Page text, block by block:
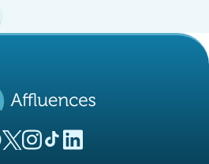
(tab newydd)
(tab newydd)
(tab newydd)
(tab newydd)